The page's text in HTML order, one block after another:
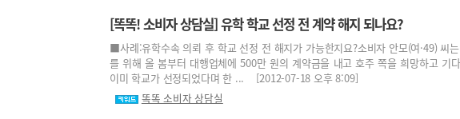
[똑똑! 소비자 상담실] 유학 학교 선정 전 계약 해지 되나요?
■사례:유학수속 의뢰 후 학교 선정 전 해지가 가능한지요?소비자 안모(여·49) 씨
를 위해 올 봄부터 대행업체에 500만 원의 계약금을 내고 호주 쪽을 희망하고 기
이미 학교가 선정되었다며 한 ... [2012-07-18 오후 8:09]
똑똑 소비자 상담실